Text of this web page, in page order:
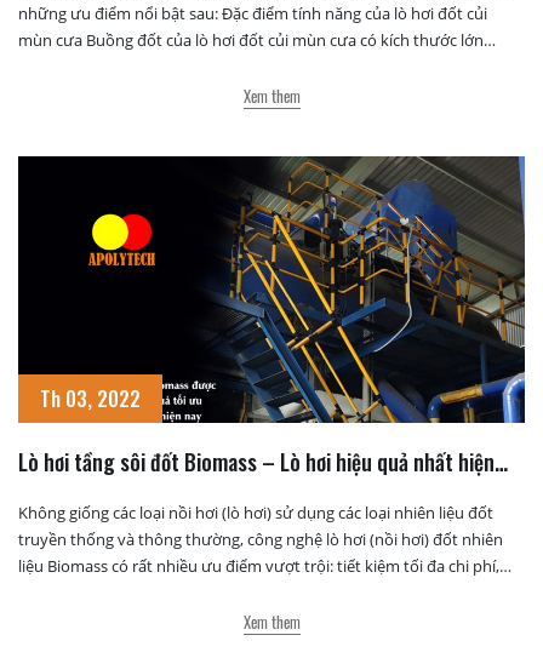
những ưu điểm nổi bật sau: Đặc điểm tính năng của lò hơi đốt củi
mùn cưa Buồng đốt của lò hơi đốt củi mùn cưa có kích thước lớn
Xem them
Th 03, 2022
Lò hơi tầng sôi đốt Biomass – Lò hơi hiệu quả nhất hiện
Không giống các loại nồi hơi (lò hơi) sử dụng các loại nhiên liệu đốt
truyền thống và thông thường, công nghệ lò hơi (nồi hơi) đốt nhiên
liệu Biomass có rất nhiều ưu điểm vượt trội: tiết kiệm tối đa chi phí,
Xem them